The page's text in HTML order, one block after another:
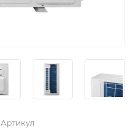
Артикул